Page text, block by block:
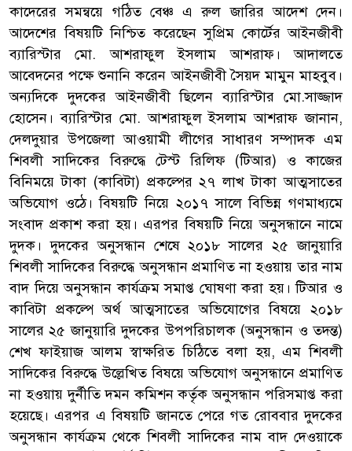
কাদেরের সমন্বয়ে গঠিত বেঞ্চ এ রুল জারির আদেশ দেন।
আদেশের বিষয়টি নিশ্চিত করেছেন সুপ্রিম কোর্টের আইনজীবী
ব্যারিস্টার মো. আশরাফুল ইসলাম আশরাফ। আদালতে
আবেদনের পক্ষে শুনানি করেন আইনজীবী সৈয়দ মামুন মাহবুব।
অন্যদিকে দুদকের আইনজীবী ছিলেন ব্যারিস্টার মো.সাজ্জাদ
হোসেন। ব্যারিস্টার মো. আশরাফুল ইসলাম আশরাফ জানান,
দেলদুয়ার উপজেলা আওয়ামী লীগের সাধারণ সম্পাদক এম
শিবলী সাদিকের বিরুদ্ধে টেস্ট রিলিফ (টিআর) ও কাজের
বিনিময়ে টাকা (কাবিটা) প্রকল্পের ২৭ লাখ টাকা আত্মসাতের
অভিযোগ ওঠে। বিষয়টি নিয়ে ২০১৭ সালে বিভিন্ন গণমাধ্যমে
সংবাদ প্রকাশ করা হয়। এরপর বিষয়টি নিয়ে অনুসন্ধানে নামে
দুদক। দুদকের অনুসন্ধান শেষে ২০১৮ সালের ২৫ জানুয়ারি
শিবলী সাদিকের বিরুদ্ধে অনুসন্ধান প্রমাণিত না হওয়ায় তার নাম
বাদ দিয়ে অনুসন্ধান কার্যক্রম সমাপ্ত ঘোষণা করা হয়। টিআর ও
কাবিটা প্রকল্পে অর্থ আত্মসাতের অভিযোগের বিষয়ে ২০১৮
সালের ২৫ জানুয়ারি দুদকের উপপরিচালক (অনুসন্ধান ও তদন্ত)
শেখ ফাইয়াজ আলম স্বাক্ষরিত চিঠিতে বলা হয়, এম শিবলী
সাদিকের বিরুদ্ধে উল্লেখিত বিষয়ে অভিযোগ অনুসন্ধানে প্রমাণিত
না হওয়ায় দুর্নীতি দমন কমিশন কর্তৃক অনুসন্ধান পরিসমাপ্ত করা
হয়েছে। এরপর এ বিষয়টি জানতে পেরে গত রোববার দুদকের
অনুসন্ধান কার্যক্রম থেকে শিবলী সাদিকের নাম বাদ দেওয়াকে